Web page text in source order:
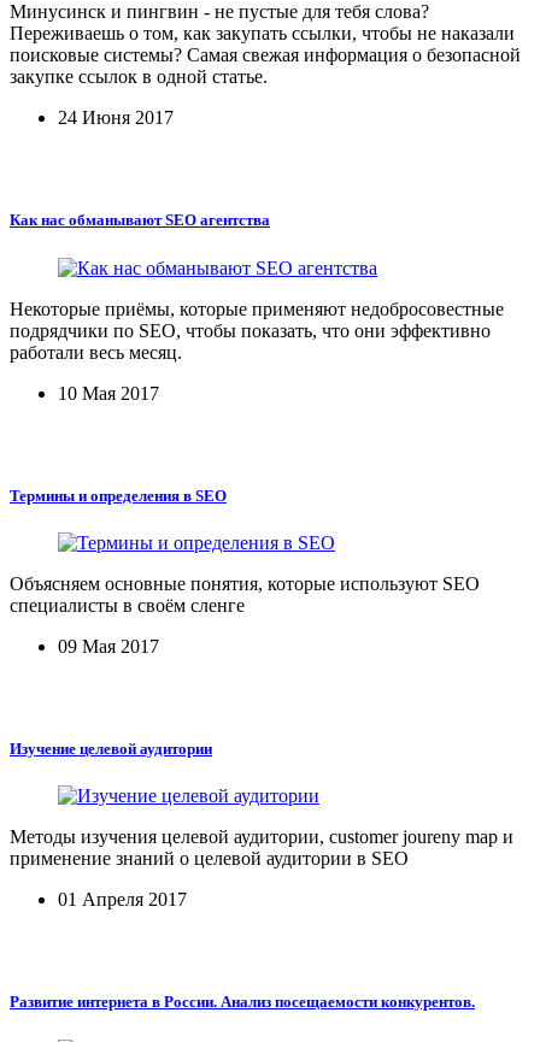
Минусинск и пингвин - не пустые для тебя слова?
Переживаешь о том, как закупать ссылки, чтобы не наказали
поисковые системы? Самая свежая информация о безопасной
закупке ссылок в одной статье.
24 Июня 2017
Как нас обманывают SEO агентства
Некоторые приёмы, которые применяют недобросовестные
подрядчики по SEO, чтобы показать, что они эффективно
работали весь месяц.
10 Мая 2017
Термины и определения в SEO
Объясняем основные понятия, которые используют SEO
специалисты в своём сленге
09 Мая 2017
Изучение целевой аудитории
Методы изучения целевой аудитории, customer joureny map и
применение знаний о целевой аудитории в SEO
01 Апреля 2017
Развитие интернета в России. Анализ посещаемости конкурентов.